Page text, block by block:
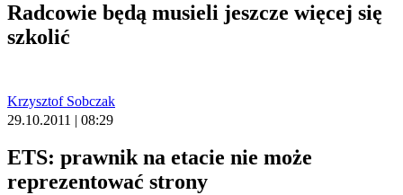
Radcowie będą musieli jeszcze więcej się
szkolić
Krzysztof Sobczak
29.10.2011 | 08:29
ETS: prawnik na etacie nie może
reprezentować strony